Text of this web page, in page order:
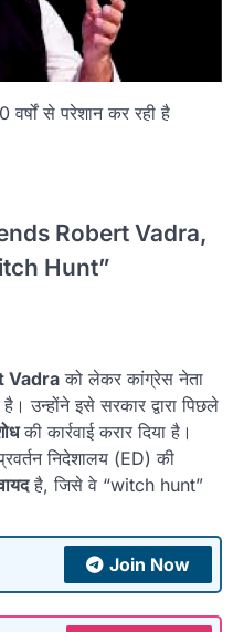
वर्षों से परेशान कर रही है
Robert Vadra,
Hunt”
Vadra को लेकर कांग्रेस नेता
उन्होंने इसे सरकार द्वारा पिछले
की कार्रवाई करार दिया है।
निदेशालय (ED) की
है, जिसे वे “witch hunt”
Join Now